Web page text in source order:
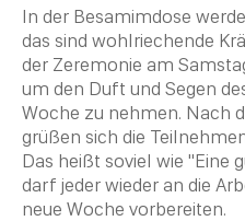
In der Besamimdose
das sind wohlriechende
der Zeremonie am
um den Duft und Segen
Woche zu nehmen. Nach
grüßen sich die
Das heißt soviel wie "Eine
darf jeder wieder an die
neue Woche vorbereiten.